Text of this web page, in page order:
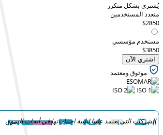
يُشترى بشكل متكرر
متعدد المستخدمين
$2850
مستخدم مؤسسي
$3850
اشتري الآن
موثوق ومعتمد
الشركات التي تعتمد علينا لتلبية احتياجاتها في أبحاث السوق